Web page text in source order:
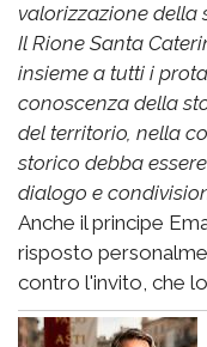
valorizzazione della
Il Rione Santa
insieme a tutti i
conoscenza della
del territorio, nella
storico debba
dialogo e
Anche il principe
risposto
contro l'invito, che